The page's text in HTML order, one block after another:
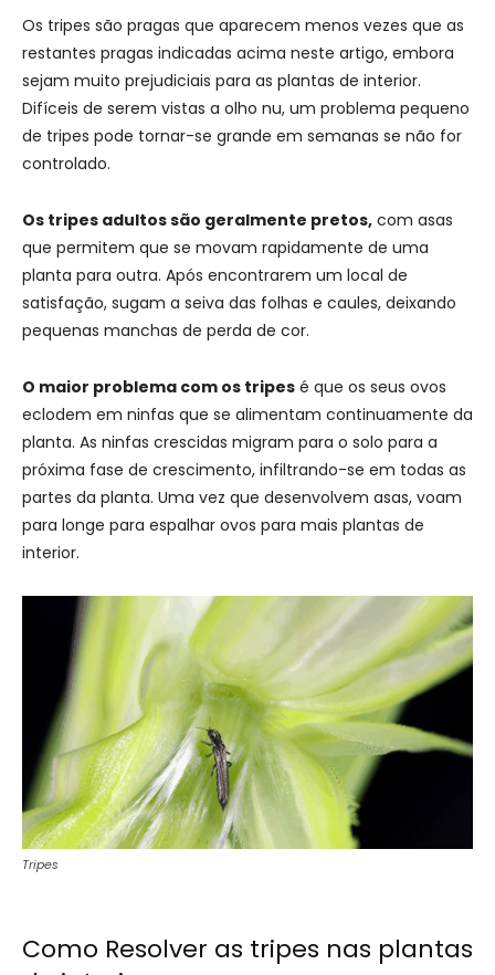
Os tripes são pragas que aparecem menos vezes que as
restantes pragas indicadas acima neste artigo, embora
sejam muito prejudiciais para as plantas de interior.
Difíceis de serem vistas a olho nu, um problema pequeno
de tripes pode tornar-se grande em semanas se não for
controlado.
Os tripes adultos são geralmente pretos, com asas
que permitem que se movam rapidamente de uma
planta para outra. Após encontrarem um local de
satisfação, sugam a seiva das folhas e caules, deixando
pequenas manchas de perda de cor.
O maior problema com os tripes é que os seus ovos
eclodem em ninfas que se alimentam continuamente da
planta. As ninfas crescidas migram para o solo para a
próxima fase de crescimento, infiltrando-se em todas as
partes da planta. Uma vez que desenvolvem asas, voam
para longe para espalhar ovos para mais plantas de
interior.
Tripes
Como Resolver as tripes nas plantas